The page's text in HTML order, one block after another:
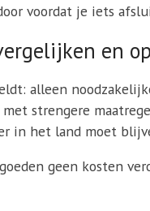
voordat je iets
en
alleen
strengere
in het land moet
geen kosten